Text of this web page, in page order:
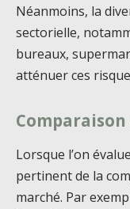
Néanmoins, la
sectorielle,
bureaux,
atténuer ces
Comparaison
Lorsque l’on
pertinent de la
marché. Par